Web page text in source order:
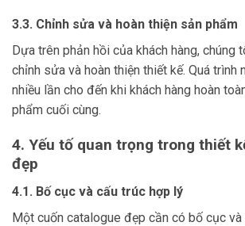
3.3. Chỉnh sửa và hoàn thiện sản phẩm
Dựa trên phản hồi của khách hàng, chúng
chỉnh sửa và hoàn thiện thiết kế. Quá trình
nhiều lần cho đến khi khách hàng hoàn
phẩm cuối cùng.
4. Yếu tố quan trọng trong thiết
đẹp
4.1. Bố cục và cấu trúc hợp lý
Một cuốn catalogue đẹp cần có bố cục và